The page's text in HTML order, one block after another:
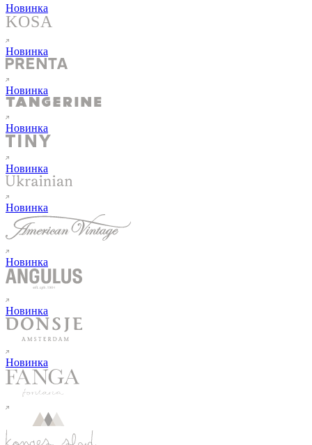
Новинка
Новинка
Новинка
Новинка
Новинка
Новинка
Новинка
Новинка
Новинка